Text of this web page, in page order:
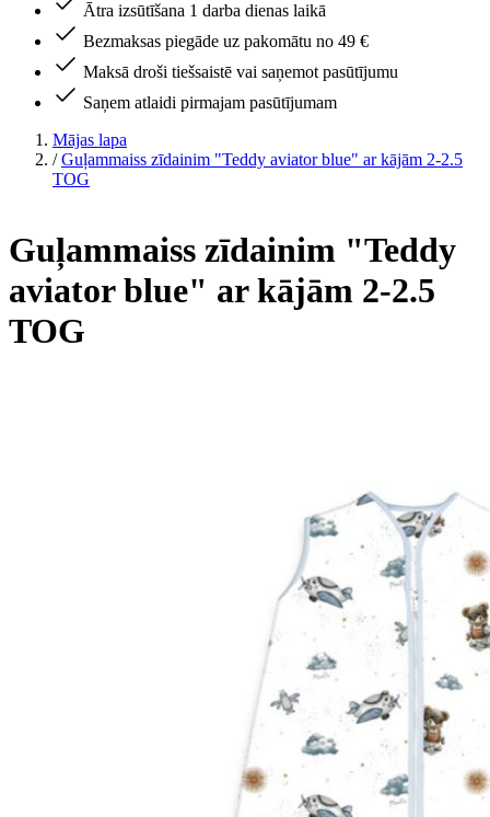
Ātra izsūtīšana 1 darba dienas laikā
Bezmaksas piegāde uz pakomātu no 49 €
Maksā droši tiešsaistē vai saņemot pasūtījumu
Saņem atlaidi pirmajam pasūtījumam
Mājas lapa
/ Guļammaiss zīdainim "Teddy aviator blue" ar kājām 2-2.5
TOG
Guļammaiss zīdainim "Teddy
aviator blue" ar kājām 2-2.5
TOG